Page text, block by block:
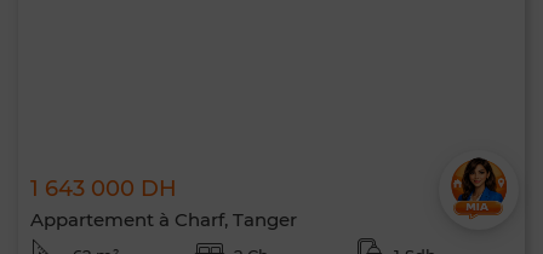
1 643 000 DH
Appartement à Charf, Tanger